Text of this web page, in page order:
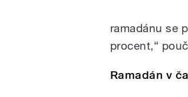
ramadánu se
procent,“
Ramadán v